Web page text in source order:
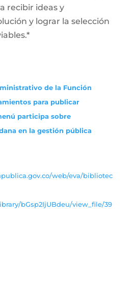
recibir ideas y
y lograr la selección
de la Función
para publicar
participa sobre
en la gestión pública
web/eva/bibliotec
bGsp2IjUBdeu/view_file/39